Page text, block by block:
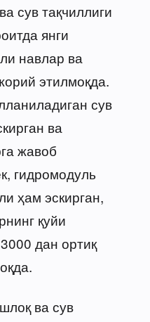
сув тақчиллиги
янги
навлар ва
этилмоқда.
сув
ва
жавоб
гидромодуль
ҳам эскирган,
қуйи
дан ортиқ
ва сув